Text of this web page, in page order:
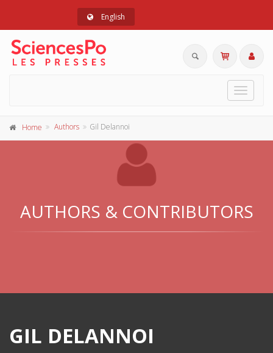
English
Toggle
Home Authors Gil Delannoi
AUTHORS & CONTRIBUTORS
GIL DELANNOI